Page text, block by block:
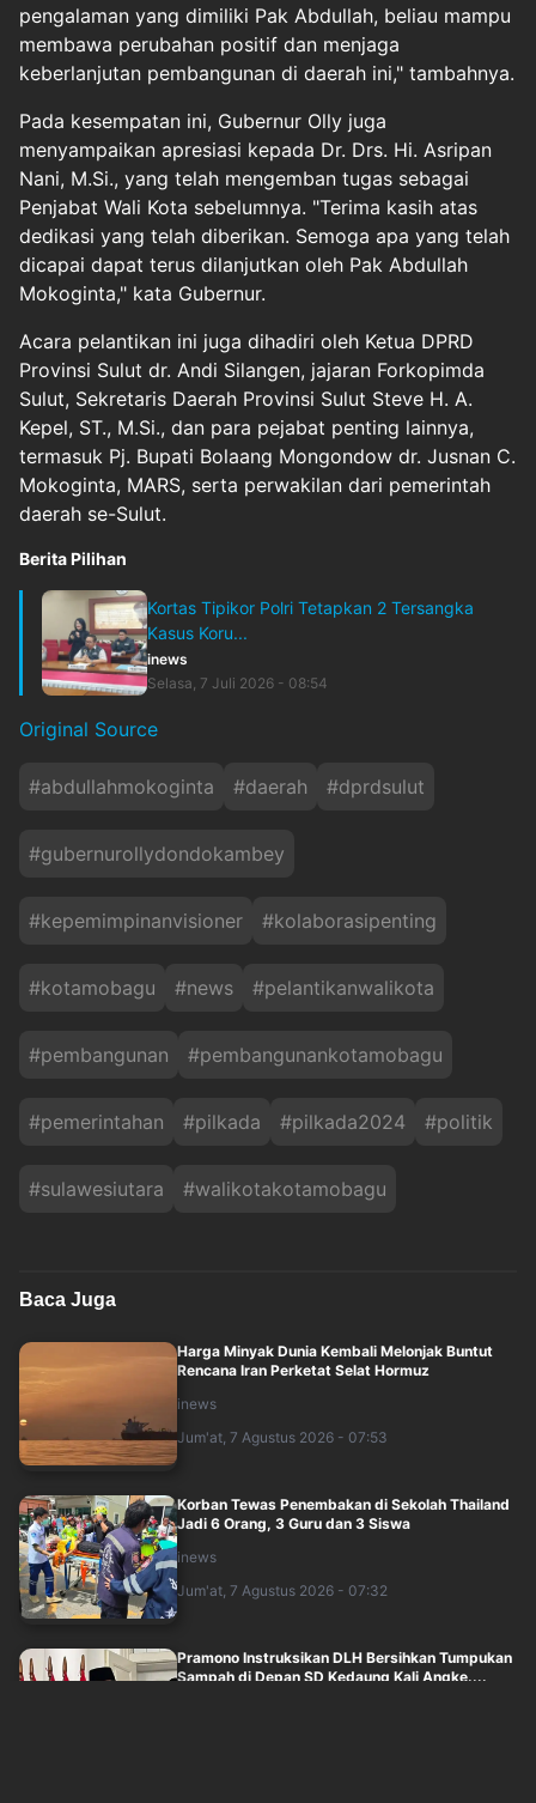
pengalaman yang dimiliki Pak Abdullah, beliau mampu
membawa perubahan positif dan menjaga
keberlanjutan pembangunan di daerah ini," tambahnya.
Pada kesempatan ini, Gubernur Olly juga
menyampaikan apresiasi kepada Dr. Drs. Hi. Asripan
Nani, M.Si., yang telah mengemban tugas sebagai
Penjabat Wali Kota sebelumnya. "Terima kasih atas
dedikasi yang telah diberikan. Semoga apa yang telah
dicapai dapat terus dilanjutkan oleh Pak Abdullah
Mokoginta," kata Gubernur.
Acara pelantikan ini juga dihadiri oleh Ketua DPRD
Provinsi Sulut dr. Andi Silangen, jajaran Forkopimda
Sulut, Sekretaris Daerah Provinsi Sulut Steve H. A.
Kepel, ST., M.Si., dan para pejabat penting lainnya,
termasuk Pj. Bupati Bolaang Mongondow dr. Jusnan C.
Mokoginta, MARS, serta perwakilan dari pemerintah
daerah se-Sulut.
Berita Pilihan
Kortas Tipikor Polri Tetapkan 2 Tersangka
Kasus Koru...
inews
Selasa, 7 Juli 2026 - 08:54
Original Source
#abdullahmokoginta #daerah #dprdsulut
#gubernurollydondokambey
#kepemimpinanvisioner #kolaborasipenting
#kotamobagu #news #pelantikanwalikota
#pembangunan #pembangunankotamobagu
#pemerintahan #pilkada #pilkada2024 #politik
#sulawesiutara #walikotakotamobagu
Baca Juga
Harga Minyak Dunia Kembali Melonjak Buntut
Rencana Iran Perketat Selat Hormuz
inews
Jum'at, 7 Agustus 2026 - 07:53
Korban Tewas Penembakan di Sekolah Thailand
Jadi 6 Orang, 3 Guru dan 3 Siswa
inews
Jum'at, 7 Agustus 2026 - 07:32
Pramono Instruksikan DLH Bersihkan Tumpukan
Sampah di Depan SD Kedaung Kali Angke....